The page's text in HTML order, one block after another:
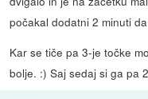
počakal dodatni 2 minuti
Kar se tiče pa 3-je točke
bolje. :) Saj sedaj si ga pa